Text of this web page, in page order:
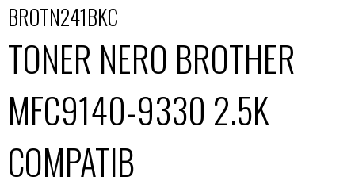
BROTN241BKC
TONER NERO BROTHER
MFC9140-9330 2.5K
COMPATIB